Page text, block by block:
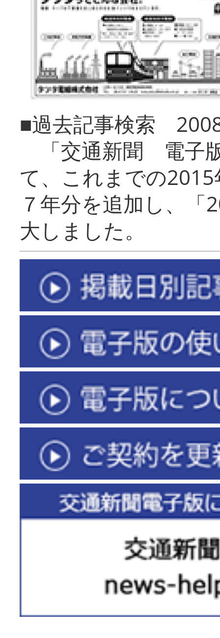
■過去記事検索
「交通新聞 電子
て、これまでの
７年分を追加し、「
大しまし